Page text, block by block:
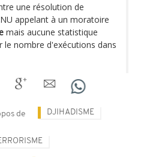
une résolution de
appelant à un moratoire
mais aucune statistique
le nombre d'exécutions dans
de DJIHADISME